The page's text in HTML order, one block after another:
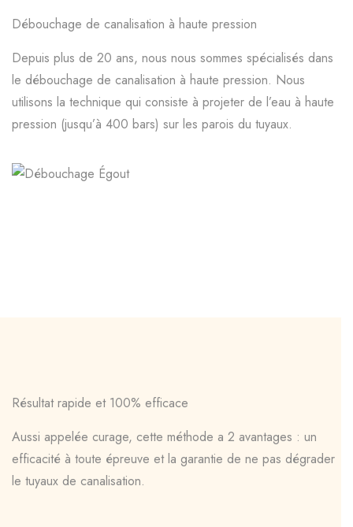
Débouchage de canalisation à haute pression
Depuis plus de 20 ans, nous nous sommes spécialisés dans
le débouchage de canalisation à haute pression. Nous
utilisons la technique qui consiste à projeter de l’eau à haute
pression (jusqu’à 400 bars) sur les parois du tuyaux.
Résultat rapide et 100% efficace
Aussi appelée curage, cette méthode a 2 avantages : un
efficacité à toute épreuve et la garantie de ne pas dégrader
le tuyaux de canalisation.